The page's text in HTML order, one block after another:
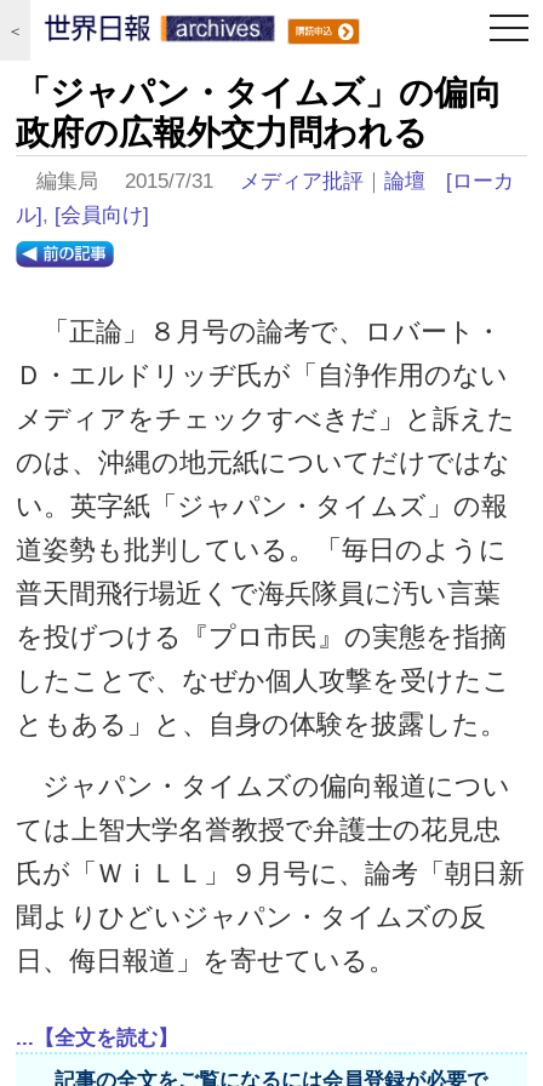
＜
「ジャパン・タイムズ」の偏向
政府の広報外交力問われる
編集局 2015/7/31 メディア批評 ｜論壇
[ローカ
ル], [会員向け]
「正論」８月号の論考で、ロバート・
Ｄ・エルドリッヂ氏が「自浄作用のない
メディアをチェックすべきだ」と訴えた
のは、沖縄の地元紙についてだけではな
い。英字紙「ジャパン・タイムズ」の報
道姿勢も批判している。「毎日のように
普天間飛行場近くで海兵隊員に汚い言葉
を投げつける『プロ市民』の実態を指摘
したことで、なぜか個人攻撃を受けたこ
ともある」と、自身の体験を披露した。
ジャパン・タイムズの偏向報道につい
ては上智大学名誉教授で弁護士の花見忠
氏が「ＷｉＬＬ」９月号に、論考「朝日新
聞よりひどいジャパン・タイムズの反
日、侮日報道」を寄せている。
...【全文を読む】
記事の全文をご覧になるには会員登録が必要で